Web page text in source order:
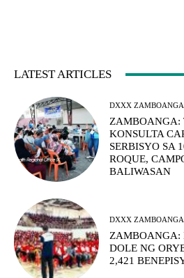
LATEST ARTICLES
DXXX ZAMBOANGA
ZAMBOANGA:
KONSULTA
SERBISYO SA
ROQUE,
BALIWASAN
DXXX ZAMBOANGA
ZAMBOANGA:
DOLE NG
2,421